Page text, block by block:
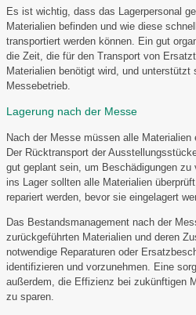
Es ist wichtig, dass das Lagerpersonal
Materialien befinden und wie diese
transportiert werden können. Ein gut
die Zeit, die für den Transport von
Materialien benötigt wird, und unterstützt
Messebetrieb.
Lagerung nach der Messe
Nach der Messe müssen alle Materialien
Der Rücktransport der
gut geplant sein, um Beschädigungen
ins Lager sollten alle Materialien
repariert werden, bevor sie eingelagert
Das Bestandsmanagement nach der
zurückgeführten Materialien und deren
notwendige Reparaturen oder
identifizieren und vorzunehmen. Eine
außerdem, die Effizienz bei zukünftigen
zu sparen.